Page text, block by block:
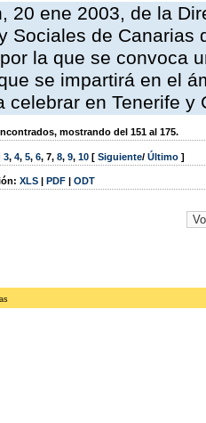
20 ene 2003, de la
Sociales de Canarias
la que se convoca
se impartirá en el
celebrar en Tenerife y
mostrando del 151 al 175.
3, 4, 5, 6, 7, 8, 9, 10 [ Siguiente/ Último ]
XLS | PDF | ODT